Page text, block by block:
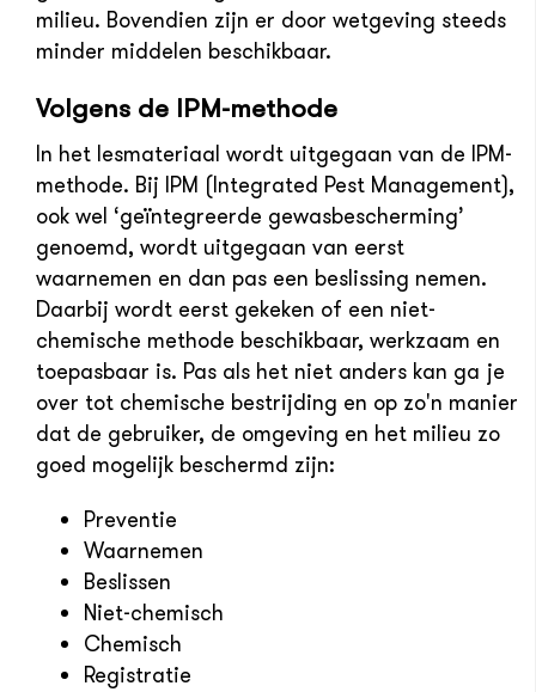
milieu. Bovendien zijn er door wetgeving steeds
minder middelen beschikbaar.
Volgens de IPM-methode
In het lesmateriaal wordt uitgegaan van de IPM-
methode. Bij IPM (Integrated Pest Management),
ook wel ‘geïntegreerde gewasbescherming’
genoemd, wordt uitgegaan van eerst
waarnemen en dan pas een beslissing nemen.
Daarbij wordt eerst gekeken of een niet-
chemische methode beschikbaar, werkzaam en
toepasbaar is. Pas als het niet anders kan ga je
over tot chemische bestrijding en op zo'n manier
dat de gebruiker, de omgeving en het milieu zo
goed mogelijk beschermd zijn:
Preventie
Waarnemen
Beslissen
Niet-chemisch
Chemisch
Registratie